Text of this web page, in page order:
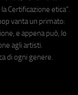
Certificazione etica".
vanta un primato:
e appena può, lo
agli artisti.
di ogni genere.